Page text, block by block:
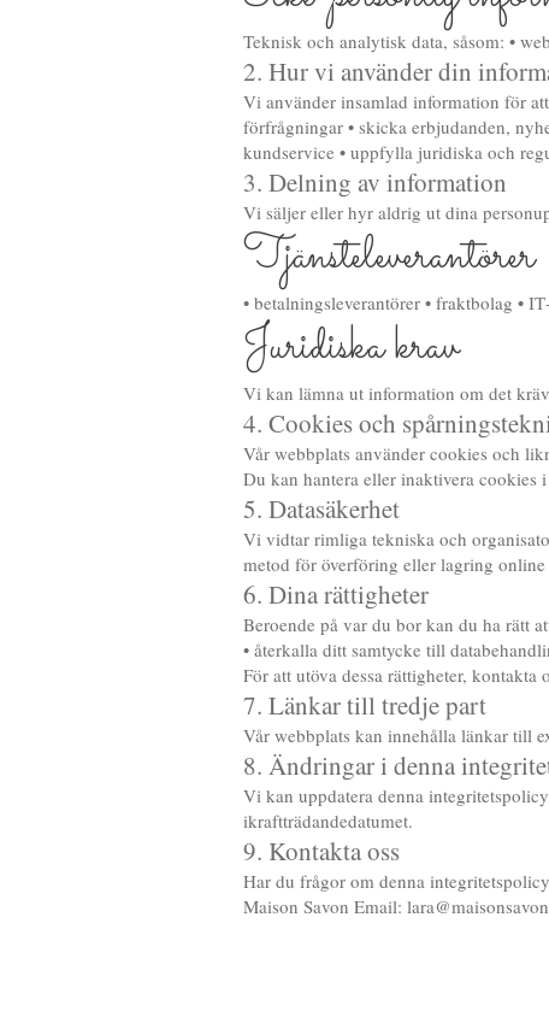
Teknisk och analytisk data, såsom: •
2. Hur vi använder din
Vi använder insamlad information för
förfrågningar • skicka erbjudanden,
kundservice • uppfylla juridiska och
3. Delning av information
Vi säljer eller hyr aldrig ut dina
Tjänsteleverantörer
• betalningsleverantörer • fraktbolag •
Juridiska krav
Vi kan lämna ut information om det
4. Cookies och
Vår webbplats använder cookies och
Du kan hantera eller inaktivera cookies
5. Datasäkerhet
Vi vidtar rimliga tekniska och
metod för överföring eller lagring
6. Dina rättigheter
Beroende på var du bor kan du ha rätt
• återkalla ditt samtycke till
För att utöva dessa rättigheter, kontakta
7. Länkar till tredje part
Vår webbplats kan innehålla länkar till
8. Ändringar i denna
Vi kan uppdatera denna
ikraftträdandedatumet.
9. Kontakta oss
Har du frågor om denna
Maison Savon Email: